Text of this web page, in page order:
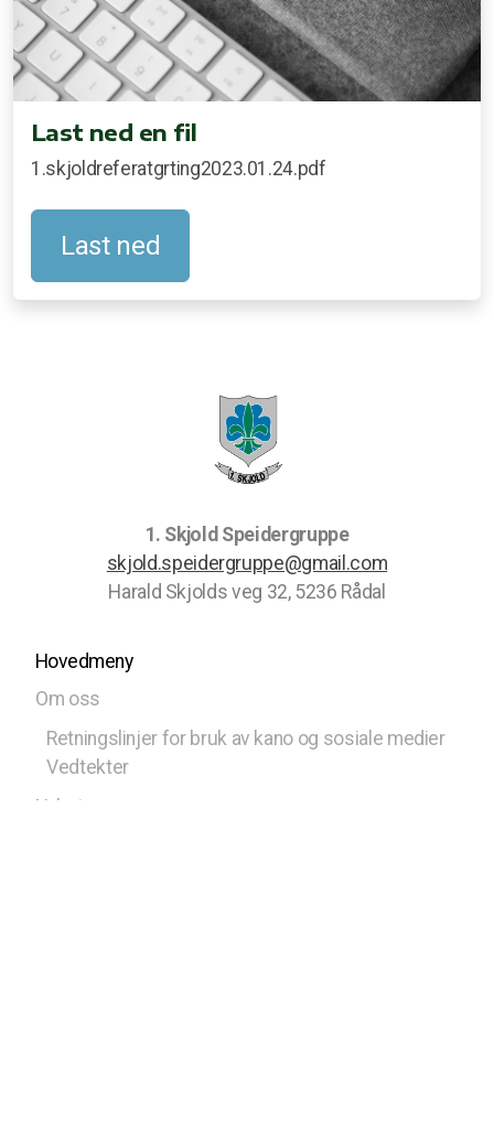
Last ned en fil
1.skjoldreferatgrting2023.01.24.pdf
Last ned
1. Skjold Speidergruppe
skjold.speidergruppe@gmail.com
Harald Skjolds veg 32, 5236 Rådal
Hovedmeny
Om oss
Retningslinjer for bruk av kano og sosiale medier
Vedtekter
Nyheter